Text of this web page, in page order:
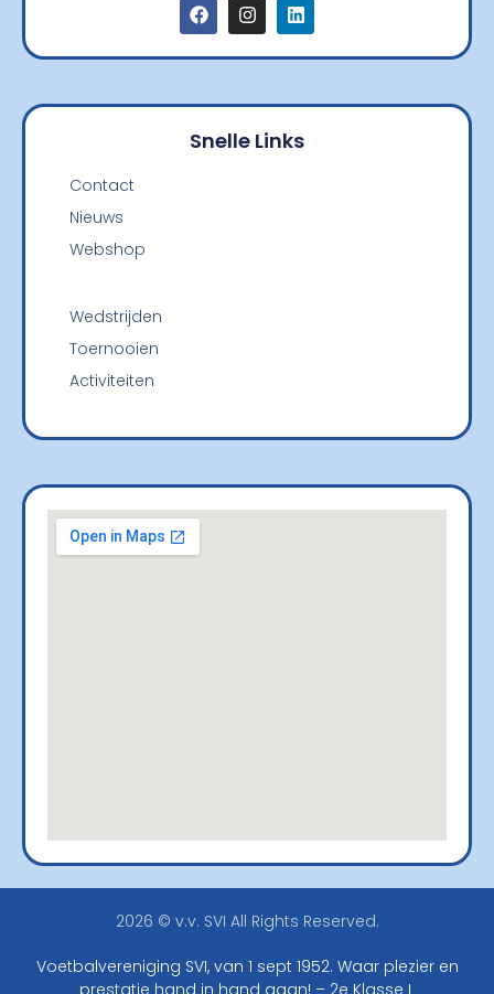
Snelle Links
Contact
Nieuws
Webshop
Wedstrijden
Toernooien
Activiteiten
2026 © v.v. SVI All Rights Reserved.
Voetbalvereniging SVI, van 1 sept 1952. Waar plezier en
prestatie hand in hand gaan! – 2e Klasse L